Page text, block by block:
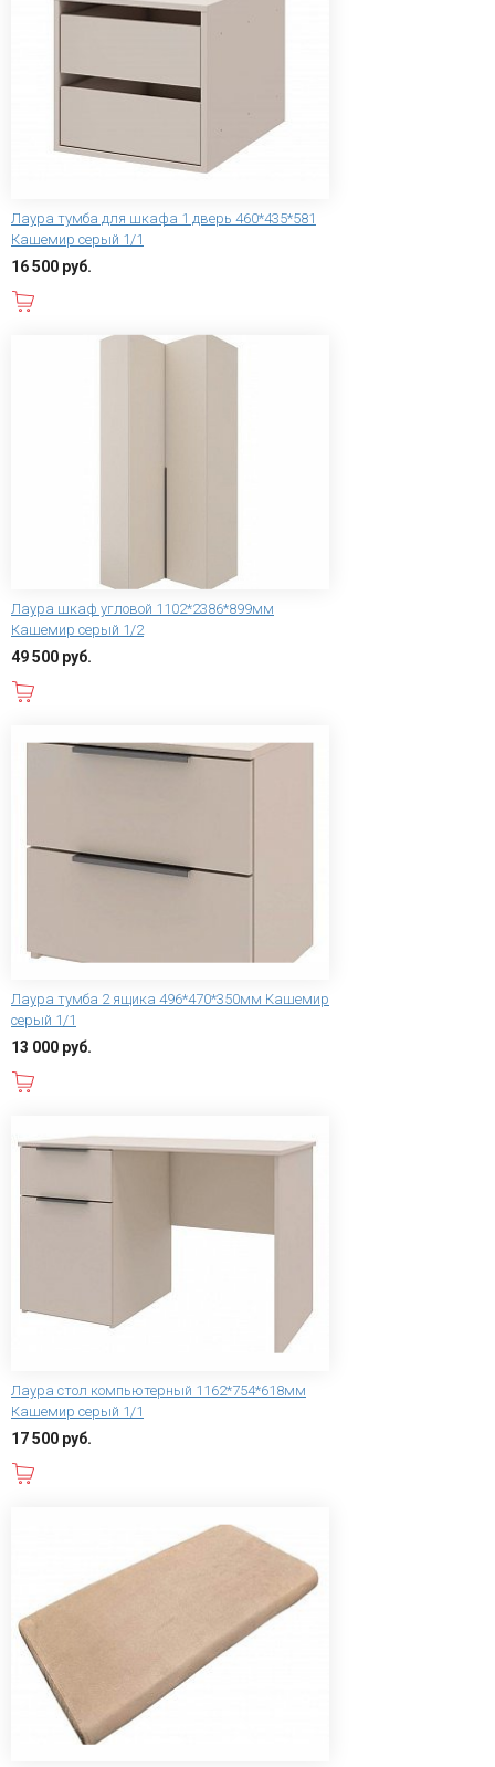
Лаура тумба для шкафа 1 дверь 460*435*581
Кашемир серый 1/1
16 500 руб.
Лаура шкаф угловой 1102*2386*899мм
Кашемир серый 1/2
49 500 руб.
Лаура тумба 2 ящика 496*470*350мм Кашемир
серый 1/1
13 000 руб.
Лаура стол компьютерный 1162*754*618мм
Кашемир серый 1/1
17 500 руб.